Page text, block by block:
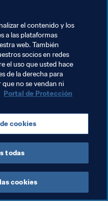
resalta Nicole bajo la
discípulas frente a
de la FIFA Uruguay
el contenido y los
a las plataformas
web. También
socios en redes
el uso que usted hace
de la derecha para
no se vendan ni
Portal de Protección
cookies
todas
cookies